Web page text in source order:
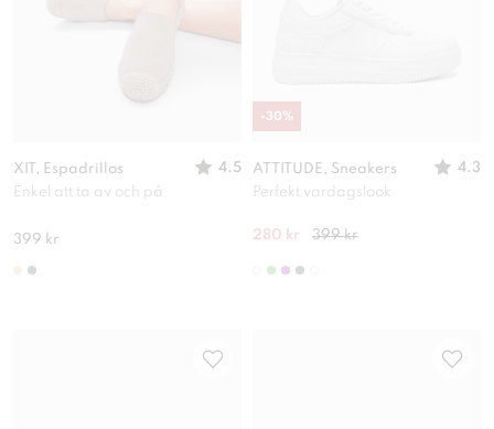
XIT, Espadrillos
4.5
Enkel att ta av och på
399 kr
ATTITUDE, Sneakers
4.3
Perfekt vardagslook
280 kr 399 kr
-30%